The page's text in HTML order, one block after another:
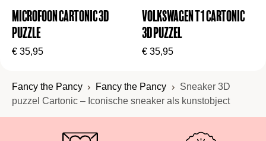
Microfoon Cartonic 3D
Puzzle
€ 35,95
Volkswagen T1 Cartonic
3D Puzzel
€ 35,95
Fancy the Pancy Fancy the Pancy
Sneaker 3D
puzzel Cartonic – Iconische sneaker als kunstobject